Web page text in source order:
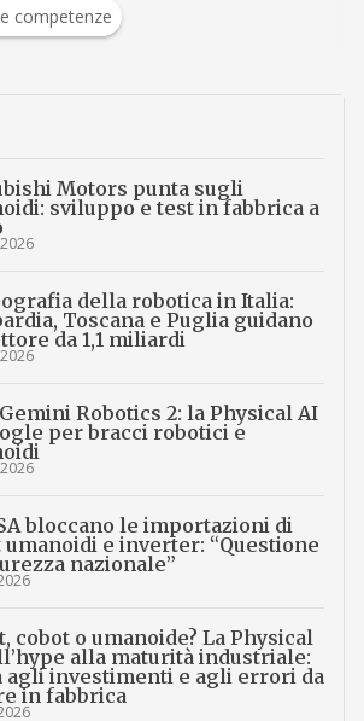
competenze
Motors punta sugli
sviluppo e test in fabbrica a
della robotica in Italia:
Toscana e Puglia guidano
da 1,1 miliardi
Robotics 2: la Physical AI
per bracci robotici e
bloccano le importazioni di
e inverter: “Questione
nazionale”
cobot o umanoide? La Physical
alla maturità industriale:
agli investimenti e agli errori da
in fabbrica